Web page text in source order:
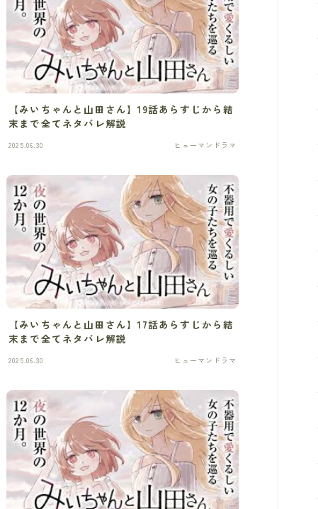
【みいちゃんと山田さん】19話あらすじから結
末まで全てネタバレ解説
2025.06.30 ヒューマンドラマ
【みいちゃんと山田さん】17話あらすじから結
末まで全てネタバレ解説
2025.06.30 ヒューマンドラマ